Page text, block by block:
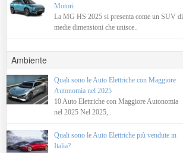
Motori
La MG HS 2025 si presenta come un SUV di
medie dimensioni che unisce..
Ambiente
Quali sono le Auto Elettriche con Maggiore
Autonomia nel 2025
10 Auto Elettriche con Maggiore Autonomia
nel 2025 Nel 2025,..
Quali sono le Auto Elettriche più vendute in
Italia?